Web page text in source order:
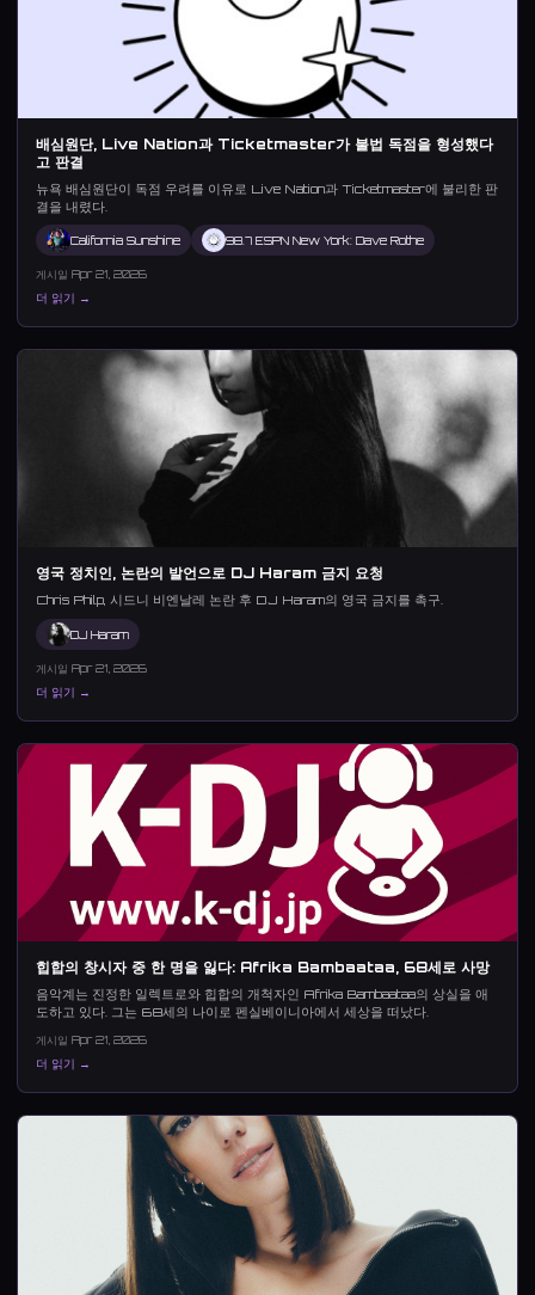
배심원단, Live Nation과 Ticketmaster가 불법 독점을 형성했다
고 판결
뉴욕 배심원단이 독점 우려를 이유로 Live Nation과 Ticketmaster에 불리한 판
결을 내렸다.
California Sunshine 98.7 ESPN New York: Dave Rothe
게시일 Apr 21, 2026
더 읽기 →
영국 정치인, 논란의 발언으로 DJ Haram 금지 요청
Chris Philp, 시드니 비엔날레 논란 후 DJ Haram의 영국 금지를 촉구.
DJ Haram
게시일 Apr 21, 2026
더 읽기 →
힙합의 창시자 중 한 명을 잃다: Afrika Bambaataa, 68세로 사망
음악계는 진정한 일렉트로와 힙합의 개척자인 Afrika Bambaataa의 상실을 애
도하고 있다. 그는 68세의 나이로 펜실베이니아에서 세상을 떠났다.
게시일 Apr 21, 2026
더 읽기 →